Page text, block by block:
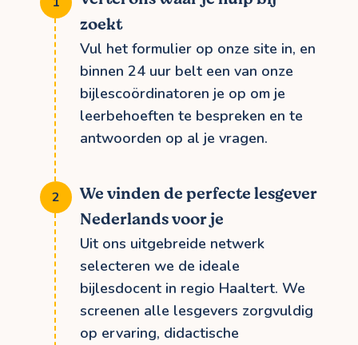
zoekt
Vul het formulier op onze site in, en
binnen 24 uur belt een van onze
bijlescoördinatoren je op om je
leerbehoeften te bespreken en te
antwoorden op al je vragen.
We vinden de perfecte lesgever
Nederlands voor je
Uit ons uitgebreide netwerk
selecteren we de ideale
bijlesdocent in regio Haaltert. We
screenen alle lesgevers zorgvuldig
op ervaring, didactische